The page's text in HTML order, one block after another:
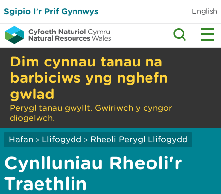
Sgipio I’r Prif Gynnwys English
Dim cynnau tanau na
barbiciws yng nghefn
gwlad
Perygl tanau gwyllt. Gwiriwch y cyngor
diogelwch.
Hafan > Llifogydd > Rheoli Perygl Llifogydd
Cynlluniau Rheoli'r
Traethlin